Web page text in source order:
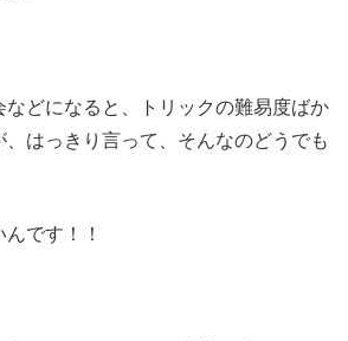
などになると、トリックの難易度ばか
、はっきり言って、そんなのどうでも
です！！